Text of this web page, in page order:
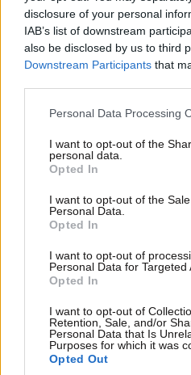
disclosure of your personal
IAB’s list of downstream
also be disclosed by us to third
Downstream Participants that
Please note that this website/
not limited to your visit or usage
grant or deny consent to
use your data for below
consent section.
Personal Data Processing
I want to opt-out of the
personal data.
Opted In
I want to opt-out of the
Personal Data.
Opted In
I want to opt-out of
Personal Data for Targeted
Opted In
I want to opt-out of
Retention, Sale, and/or
Personal Data that Is
Purposes for which it was
Opted Out
ΟΙΚΟΝΟΜΙΑ08·08·2026 13:03
Ποιοι φορολογούμενοι
εκκρεμότητες